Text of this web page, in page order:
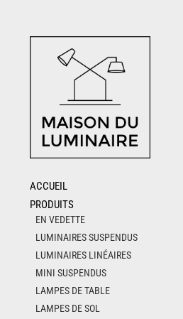
content
ACCUEIL
PRODUITS
EN VEDETTE
LUMINAIRES SUSPENDUS
LUMINAIRES LINÉAIRES
MINI SUSPENDUS
LAMPES DE TABLE
LAMPES DE SOL